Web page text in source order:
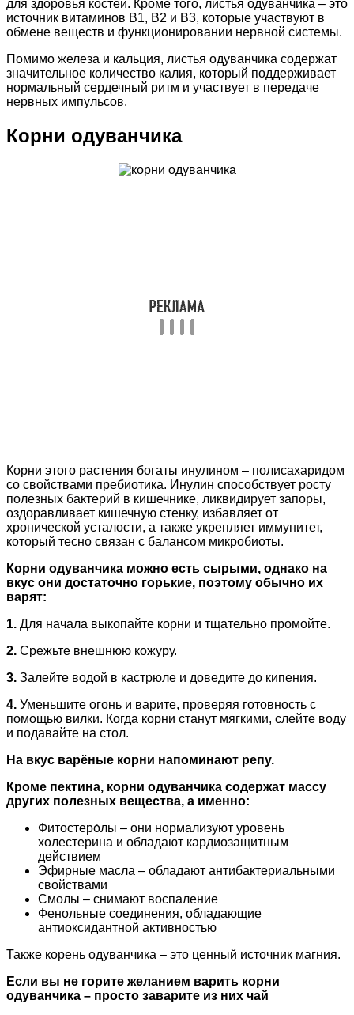
для здоровья костей. Кроме того, листья одуванчика – это
источник витаминов В1, В2 и В3, которые участвуют в
обмене веществ и функционировании нервной системы.
Помимо железа и кальция, листья одуванчика содержат
значительное количество калия, который поддерживает
нормальный сердечный ритм и участвует в передаче
нервных импульсов.
Корни одуванчика
Корни этого растения богаты инулином – полисахаридом
со свойствами пребиотика. Инулин способствует росту
полезных бактерий в кишечнике, ликвидирует запоры,
оздоравливает кишечную стенку, избавляет от
хронической усталости, а также укрепляет иммунитет,
который тесно связан с балансом микробиоты.
Корни одуванчика можно есть сырыми, однако на
вкус они достаточно горькие, поэтому обычно их
варят:
1. Для начала выкопайте корни и тщательно промойте.
2. Срежьте внешнюю кожуру.
3. Залейте водой в кастрюле и доведите до кипения.
4. Уменьшите огонь и варите, проверяя готовность с
помощью вилки. Когда корни станут мягкими, слейте воду
и подавайте на стол.
На вкус варёные корни напоминают репу.
Кроме пектина, корни одуванчика содержат массу
других полезных вещества, а именно:
Фитостеро́лы – они нормализуют уровень
холестерина и обладают кардиозащитным
действием
Эфирные масла – обладают антибактериальными
свойствами
Смолы – снимают воспаление
Фенольные соединения, обладающие
антиоксидантной активностью
Также корень одуванчика – это ценный источник магния.
Если вы не горите желанием варить корни
одуванчика – просто заварите из них чай